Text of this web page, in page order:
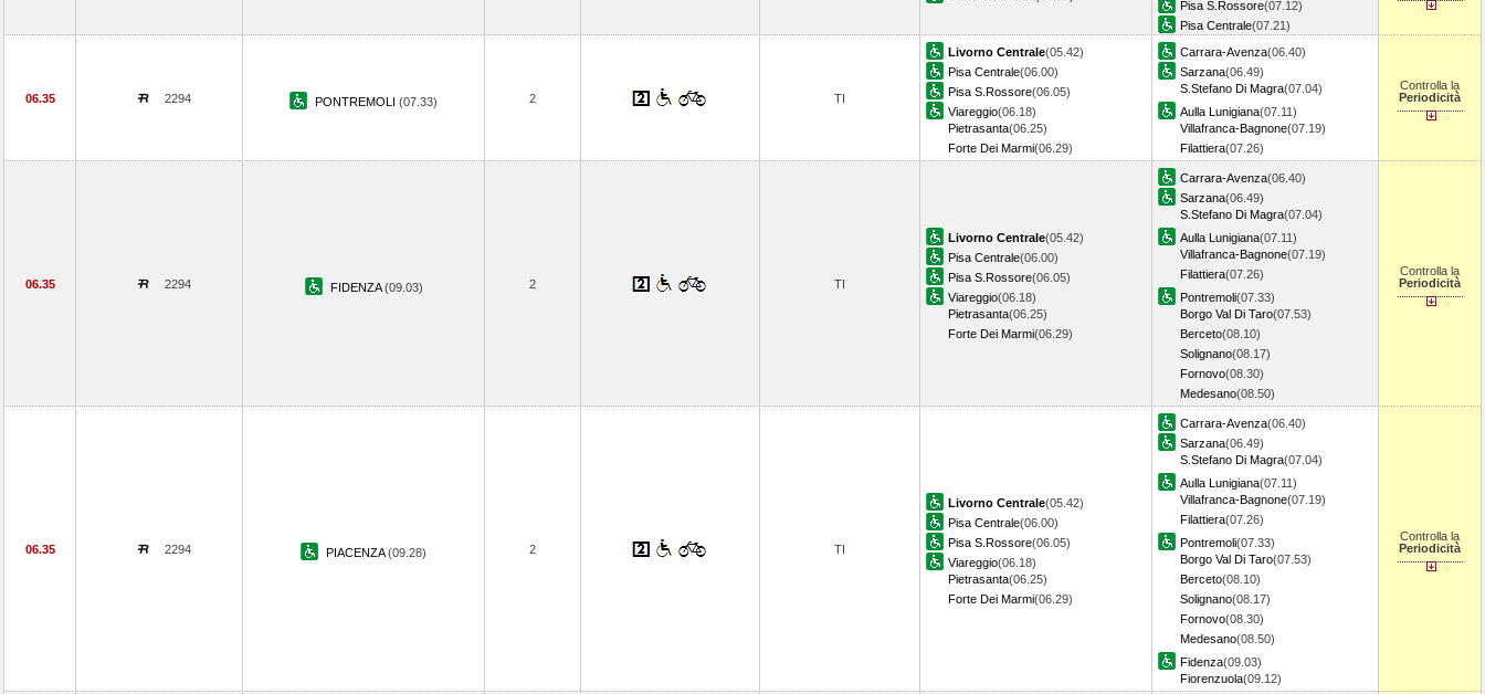
Pisa S.Rossore(07.12)
Pisa Centrale(07.21)
06.35 2294 PONTREMOLI (07.33) 2 TI
Livorno Centrale(05.42)
Pisa Centrale(06.00)
Pisa S.Rossore(06.05)
Viareggio(06.18)
Pietrasanta(06.25)
Forte Dei Marmi(06.29)
Carrara-Avenza(06.40)
Sarzana(06.49)
S.Stefano Di Magra(07.04)
Aulla Lunigiana(07.11)
Villafranca-Bagnone(07.19)
Filattiera(07.26)
Controlla la
Periodicità
06.35 2294 FIDENZA(09.03) 2 TI
Livorno Centrale(05.42)
Pisa Centrale(06.00)
Pisa S.Rossore(06.05)
Viareggio(06.18)
Pietrasanta(06.25)
Forte Dei Marmi(06.29)
Carrara-Avenza(06.40)
Sarzana(06.49)
S.Stefano Di Magra(07.04)
Aulla Lunigiana(07.11)
Villafranca-Bagnone(07.19)
Filattiera(07.26)
Pontremoli(07.33)
Borgo Val Di Taro(07.53)
Berceto(08.10)
Solignano(08.17)
Fornovo(08.30)
Medesano(08.50)
Controlla la
Periodicità
06.35 2294 PIACENZA(09.28) 2 TI
Livorno Centrale(05.42)
Pisa Centrale(06.00)
Pisa S.Rossore(06.05)
Viareggio(06.18)
Pietrasanta(06.25)
Forte Dei Marmi(06.29)
Carrara-Avenza(06.40)
Sarzana(06.49)
S.Stefano Di Magra(07.04)
Aulla Lunigiana(07.11)
Villafranca-Bagnone(07.19)
Filattiera(07.26)
Pontremoli(07.33)
Borgo Val Di Taro(07.53)
Berceto(08.10)
Solignano(08.17)
Fornovo(08.30)
Medesano(08.50)
Fidenza(09.03)
Fiorenzuola(09.12)
Controlla la
Periodicità